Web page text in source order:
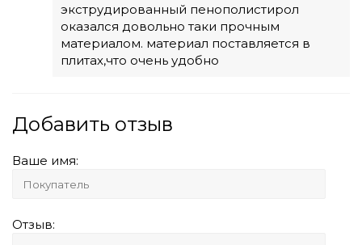
экструдированный пенополистирол
оказался довольно таки прочным
материалом. материал поставляется в
плитах,что очень удобно
Добавить отзыв
Ваше имя:
Отзыв: